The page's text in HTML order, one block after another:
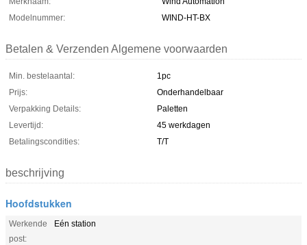
Modelnummer:
WIND-HT-BX
Betalen & Verzenden Algemene voorwaarden
Min. bestelaantal:
1pc
Prijs:
Onderhandelbaar
Verpakking Details:
Paletten
Levertijd:
45 werkdagen
Betalingscondities:
T/T
beschrijving
Hoofdstukken
Werkende
post:
Eén station